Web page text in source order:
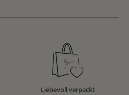
Liebevoll verpackt